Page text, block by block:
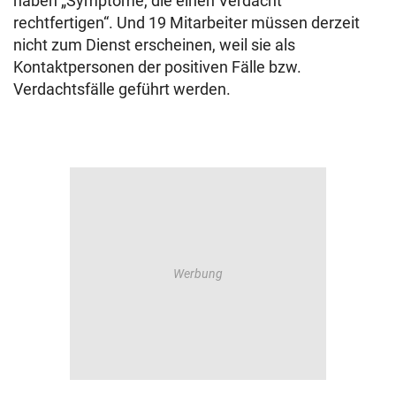
rechtfertigen“. Und 19 Mitarbeiter müssen derzeit
nicht zum Dienst erscheinen, weil sie als
Kontaktpersonen der positiven Fälle bzw.
Verdachtsfälle geführt werden.